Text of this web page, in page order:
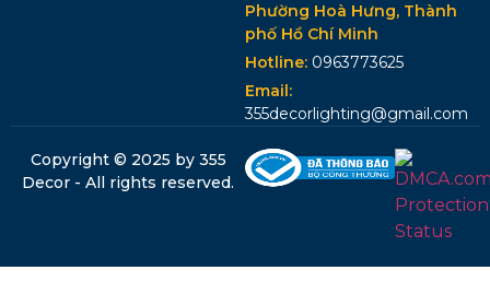
Phường Hoà Hưng, Thành
phố Hồ Chí Minh
Hotline: 0963773625
Email:
355decorlighting@gmail.com
Copyright © 2025 by 355
Decor - All rights reserved.